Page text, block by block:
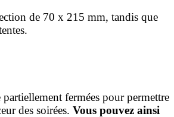
de 70 x 215 mm, tandis que
fermées pour permettre
des soirées. Vous pouvez ainsi